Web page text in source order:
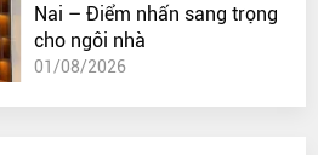
Nai – Điểm nhấn sang trọng
cho ngôi nhà
01/08/2026